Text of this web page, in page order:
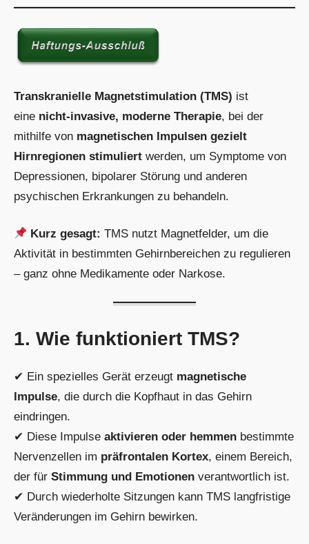
Transkranielle Magnetstimulation (TMS) ist
eine nicht-invasive, moderne Therapie, bei der
mithilfe von magnetischen Impulsen gezielt
Hirnregionen stimuliert werden, um Symptome von
Depressionen, bipolarer Störung und anderen
psychischen Erkrankungen zu behandeln.
Kurz gesagt: TMS nutzt Magnetfelder, um die
Aktivität in bestimmten Gehirnbereichen zu regulieren
– ganz ohne Medikamente oder Narkose.
1. Wie funktioniert TMS?
✔ Ein spezielles Gerät erzeugt magnetische
Impulse, die durch die Kopfhaut in das Gehirn
eindringen.
✔ Diese Impulse aktivieren oder hemmen bestimmte
Nervenzellen im präfrontalen Kortex, einem Bereich,
der für Stimmung und Emotionen verantwortlich ist.
✔ Durch wiederholte Sitzungen kann TMS langfristige
Veränderungen im Gehirn bewirken.